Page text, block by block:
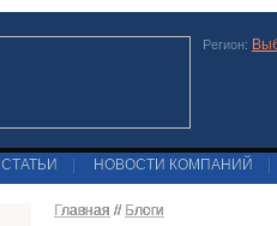
Регион:
СТАТЬИ НОВОСТИ КОМПАНИЙ
Главная // Блоги